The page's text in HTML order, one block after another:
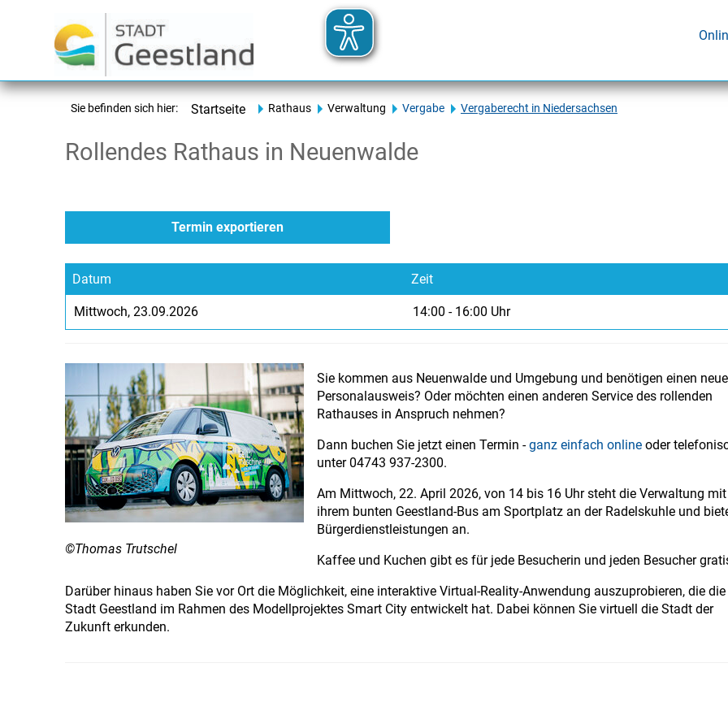
Sie befinden sich hier: Startseite Rathaus Verwaltung Vergabe Vergaberecht in Niedersachsen
Rollendes Rathaus in Neuenwalde
Mittwoch 23.09.2026 14:00 - 16:00 Uhr
©Thomas Trutschel
Sie kommen aus Neuenwalde und Umgebung und benötigen einen
Personalausweis? Oder möchten einen anderen Service des rollenden
Rathauses in Anspruch nehmen?
Dann buchen Sie jetzt einen Termin -ganz einfach online oder
unter 04743 937-2300.
Am Mittwoch, 22. April 2026, von 14 bis 16 Uhr steht die Verwaltung mit
ihrem bunten Geestland-Bus am Sportplatz an der Radelskuhle und
Bürgerdienstleistungen an.
Kaffee und Kuchen gibt es für jede Besucherin und jeden Besucher
Darüber hinaus haben Sie vor Ort die Möglichkeit, eine interaktive Virtual-Reality-Anwendung auszuprobieren, die die
Stadt Geestland im Rahmen des Modellprojektes Smart City entwickelt hat. Dabei können Sie virtuell die Stadt der
Zukunft erkunden.